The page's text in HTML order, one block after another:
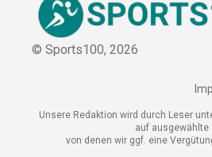
© Sports100, 2026
Unsere Redaktion wird durch Leser
auf ausgewählte
von denen wir ggf. eine